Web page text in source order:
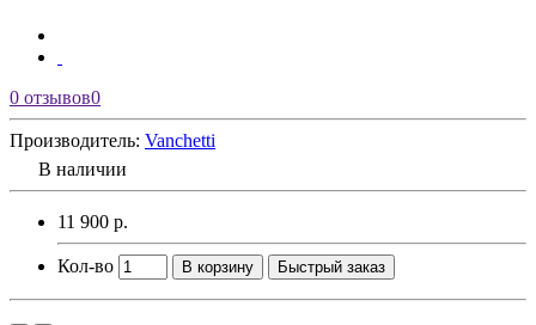
0 отзывов0
Производитель: Vanchetti
В наличии
11 900 р.
Кол-во В корзину Быстрый заказ